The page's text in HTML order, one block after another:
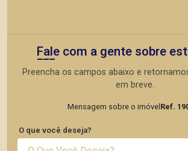
Fale com a gente sobre
Preencha os campos abaixo e
em breve.
Mensagem sobre o imóvelRef.
O que você deseja?